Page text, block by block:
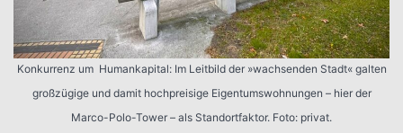
Kon­kur­renz um Human­ka­pi­tal: Im Leit­bild der »wach­sen­den Stadt« gal­ten
groß­zü­gige und damit hoch­prei­sige Eigen­tums­woh­nun­gen – hier der
Marco-Polo-Tower – als Stand­ort­fak­tor. Foto: privat.